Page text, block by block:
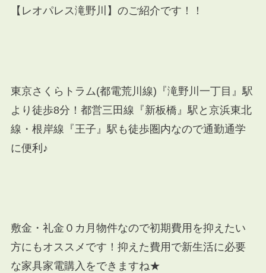
【レオパレス滝野川】のご紹介です！！
東京さくらトラム(都電荒川線)『滝野川一丁目』駅
より徒歩8分！都営三田線『新板橋』駅と京浜東北
線・根岸線『王子』駅も徒歩圏内なので通勤通学
に便利♪
敷金・礼金０カ月物件なので初期費用を抑えたい
方にもオススメです！抑えた費用で新生活に必要
な家具家電購入をできますね★